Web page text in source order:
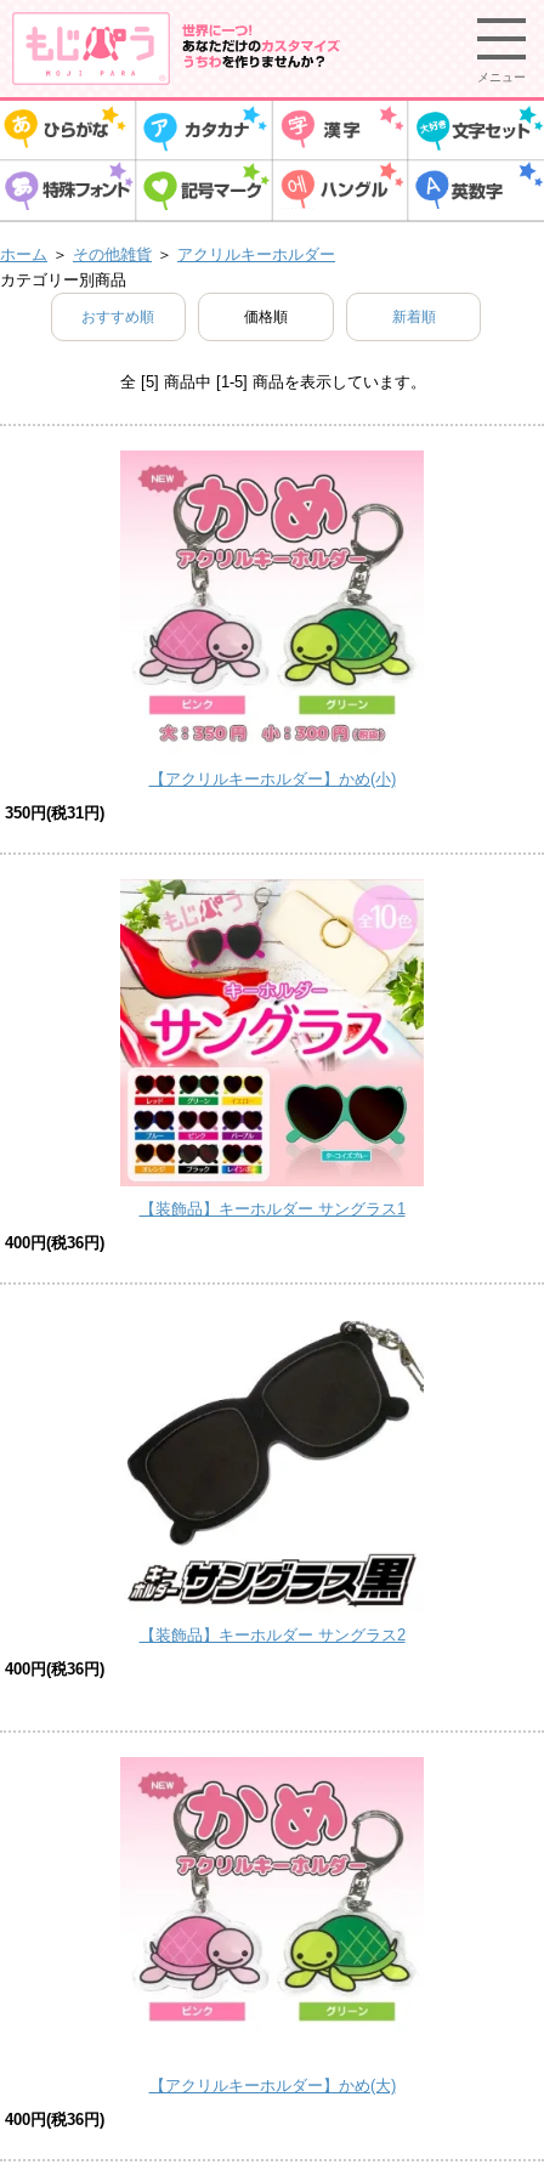
メニュー
ホーム ＞ その他雑貨 ＞ アクリルキーホルダー
カテゴリー別商品
おすすめ順 価格順 新着順
全 [5] 商品中 [1-5] 商品を表示しています。
【アクリルキーホルダー】かめ(小)
350円(税31円)
【装飾品】キーホルダー サングラス1
400円(税36円)
【装飾品】キーホルダー サングラス2
400円(税36円)
【アクリルキーホルダー】かめ(大)
400円(税36円)